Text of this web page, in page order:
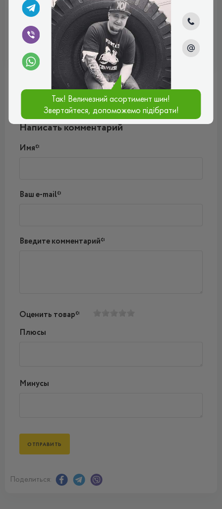
ВСЕСЕЗОННІ
Отзывы (0)
Пока нет комментариев
Написать комментарий
Имя*
Ваш e-mail*
Введите комментарий*
Оценить товар*
Плюсы
Минусы
Поделиться:
Так! Величезний асортимент шин!
Звертайтеся, допоможемо підібрати!